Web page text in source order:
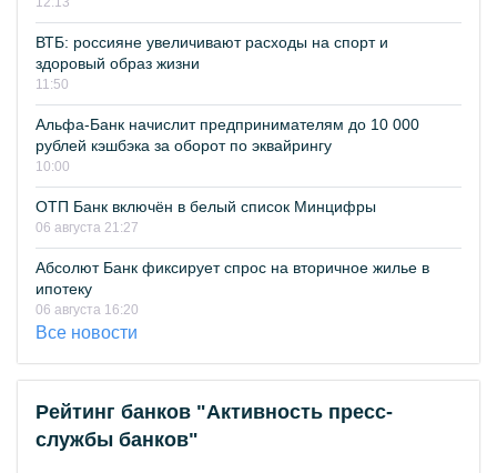
ВТБ: россияне увеличивают расходы на спорт и
здоровый образ жизни
11:50
Альфа-Банк начислит предпринимателям до 10 000
рублей кэшбэка за оборот по эквайрингу
10:00
ОТП Банк включён в белый список Минцифры
06 августа 21:27
Абсолют Банк фиксирует спрос на вторичное жилье в
ипотеку
06 августа 16:20
Все новости
Рейтинг банков "Активность пресс-
службы банков"